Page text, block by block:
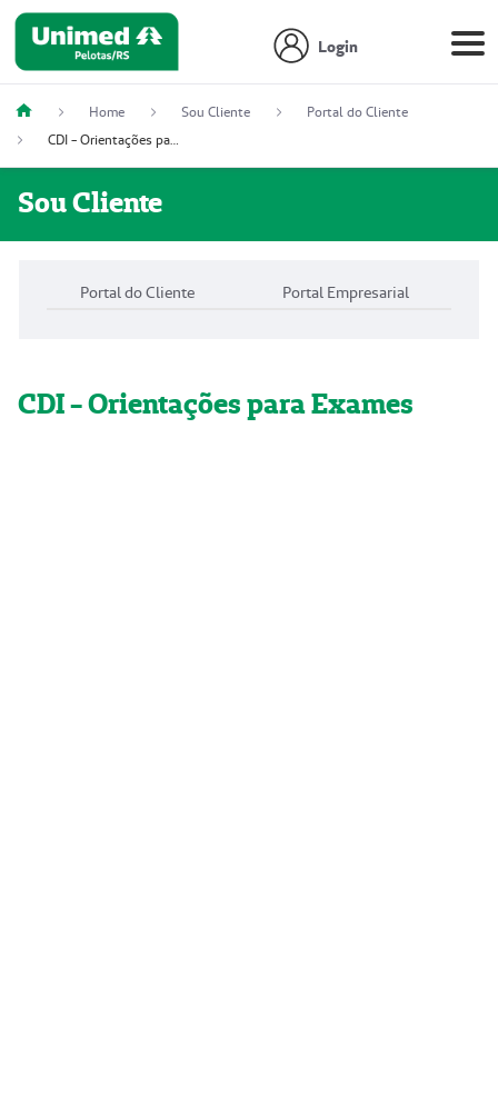
Login
Home Sou Cliente
Portal do Cliente
CDI - Orientações para Exames
Sou Cliente
Portal do Cliente Portal Empresarial
CDI - Orientações para Exames